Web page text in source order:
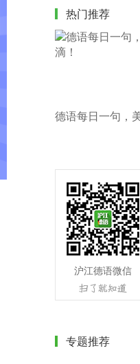
热门推荐
德语每日一句，
沪江德语微信
专题推荐